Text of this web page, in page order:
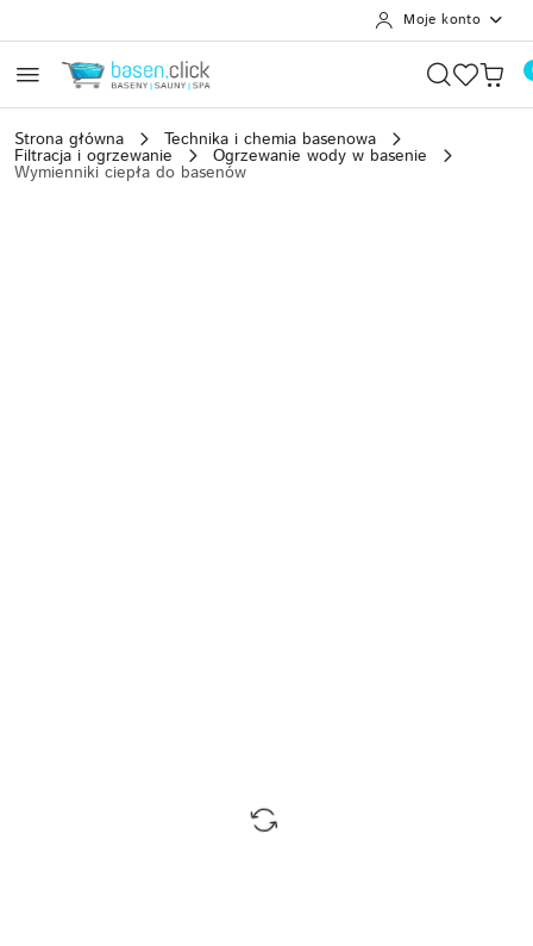
Moje konto
Strona główna Technika i chemia basenowa
Filtracja i ogrzewanie Ogrzewanie wody w basenie
Wymienniki ciepła do basenów